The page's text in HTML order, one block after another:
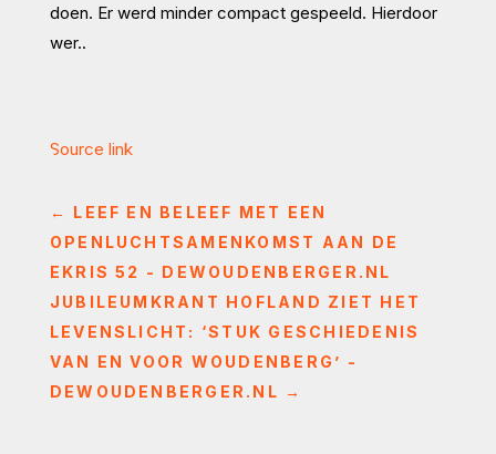
doen. Er werd minder compact gespeeld. Hierdoor
wer..
Source link
← LEEF EN BELEEF MET EEN
OPENLUCHTSAMENKOMST AAN DE
EKRIS 52 - DEWOUDENBERGER.NL
JUBILEUMKRANT HOFLAND ZIET HET
LEVENSLICHT: ‘STUK GESCHIEDENIS
VAN EN VOOR WOUDENBERG’ -
DEWOUDENBERGER.NL →